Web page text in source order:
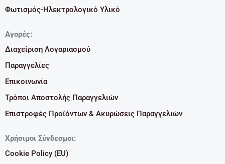
Φωτισμός-Ηλεκτρολογικό Υλικό
Αγορές:
Διαχείριση Λογαριασμού
Παραγγελίες
Επικοινωνία
Τρόποι Αποστολής Παραγγελιών
Επιστροφές Προϊόντων & Ακυρώσεις Παραγγελιών
Χρήσιμοι Σύνδεσμοι:
Cookie Policy (EU)